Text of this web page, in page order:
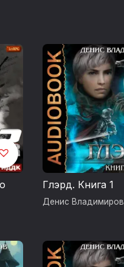
Глэрд. Книга 1
Денис Владимиров